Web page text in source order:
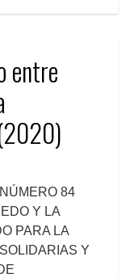
entre
84
Y LA
PARA LA
Y